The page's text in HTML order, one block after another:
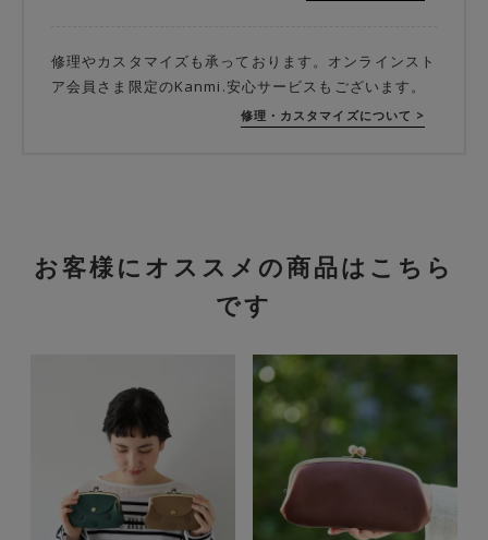
修理やカスタマイズも承っております。オンラインスト
ア会員さま限定のKanmi.安心サービスもございます。
修理・カスタマイズについて >
お客様にオススメの商品はこちら
です